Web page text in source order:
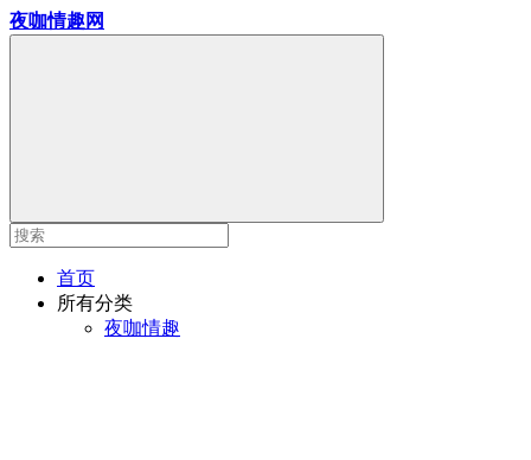
夜咖情趣网
首页
所有分类
夜咖情趣